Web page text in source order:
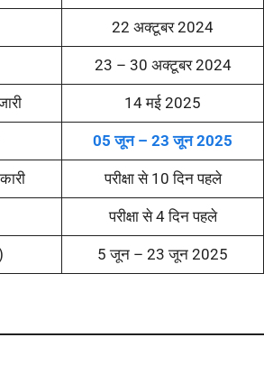
22 अक्टूबर 2024
23 – 30 अक्टूबर 2024
14 मई 2025
05 जून – 23 जून 2025
परीक्षा से 10 दिन पहले
परीक्षा से 4 दिन पहले
5 जून – 23 जून 2025